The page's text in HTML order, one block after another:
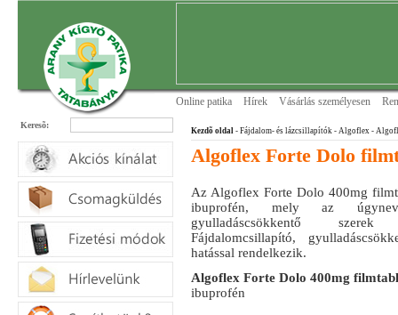
Online patika Hírek Vásárlás személyesen
Keresõ:
Kezdõ oldal - Fájdalom- és lázcsillapítók - Algoflex -
Algoflex Forte Dolo
Az Algoflex Forte Dolo 400mg
ibuprofén, mely az
gyulladáscsökkentő
Fájdalomcsillapító,
hatással rendelkezik.
Algoflex Forte Dolo 400mg
ibuprofén